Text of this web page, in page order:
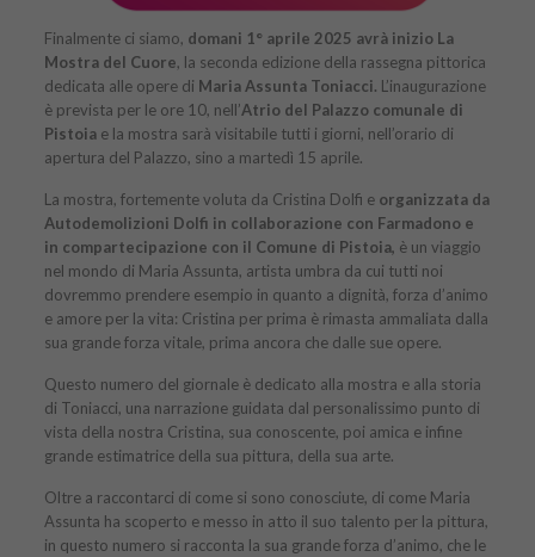
Finalmente ci siamo, domani 1° aprile 2025 avrà inizio La
Mostra del Cuore, la seconda edizione della rassegna pittorica
dedicata alle opere di Maria Assunta Toniacci. L’inaugurazione
è prevista per le ore 10, nell’Atrio del Palazzo comunale di
Pistoia e la mostra sarà visitabile tutti i giorni, nell’orario di
apertura del Palazzo, sino a martedì 15 aprile.
La mostra, fortemente voluta da Cristina Dolfi e organizzata da
Autodemolizioni Dolfi in collaborazione con Farmadono e
in compartecipazione con il Comune di Pistoia, è un viaggio
nel mondo di Maria Assunta, artista umbra da cui tutti noi
dovremmo prendere esempio in quanto a dignità, forza d’animo
e amore per la vita: Cristina per prima è rimasta ammaliata dalla
sua grande forza vitale, prima ancora che dalle sue opere.
Questo numero del giornale è dedicato alla mostra e alla storia
di Toniacci, una narrazione guidata dal personalissimo punto di
vista della nostra Cristina, sua conoscente, poi amica e infine
grande estimatrice della sua pittura, della sua arte.
Oltre a raccontarci di come si sono conosciute, di come Maria
Assunta ha scoperto e messo in atto il suo talento per la pittura,
in questo numero si racconta la sua grande forza d’animo, che le